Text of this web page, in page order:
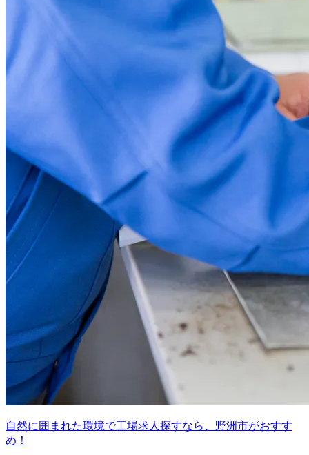
自然に囲まれた環境で工場求人探すなら、野洲市がおすす
め！